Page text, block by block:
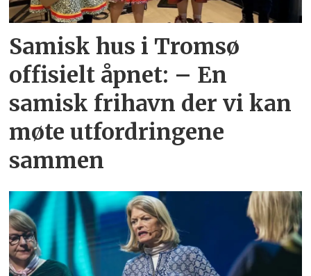
Samisk hus i Tromsø
offisielt åpnet: – En
samisk frihavn der vi kan
møte utfordringene
sammen